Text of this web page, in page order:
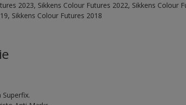
2023, Sikkens Colour Futures 2022, Sikkens Colour
Sikkens Colour Futures 2018